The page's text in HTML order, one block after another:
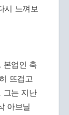
시 느껴보
본업인 축
뜨겁고
그는 지난
아브닐